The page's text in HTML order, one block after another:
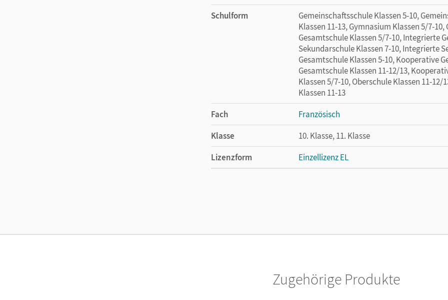
Schulform
Gemeinschaftsschule Klassen 5-10,
Klassen 11-13, Gymnasium Klassen 5/7-
Gesamtschule Klassen 5/7-10, Integrierte
Sekundarschule Klassen 7-10, Integrierte
Gesamtschule Klassen 5-10, Kooperative
Gesamtschule Klassen 11-12/13,
Klassen 5/7-10, Oberschule Klassen 11-
Klassen 11-13
Fach
Französisch
Klasse
10. Klasse, 11. Klasse
Lizenzform
Einzellizenz EL
Zugehörige Produkte